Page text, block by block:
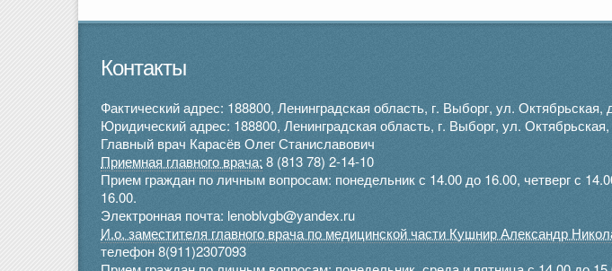
Контакты
Фактический адрес: 188800, Ленинградская область, г. Выборг, ул. Октябрьская,
Юридический адрес: 188800, Ленинградская область, г. Выборг, ул.
Главный врач Карасёв Олег Станиславович
Приемная главного врача: 8 (813 78) 2-14-10
Прием граждан по личным вопросам: понедельник с 14.00 до 16.00, четверг с
16.00.
Электронная почта: lenoblvgb@yandex.ru
И.о. заместителя главного врача по медицинской части Кушнир Александр
телефон 8(911)2307093